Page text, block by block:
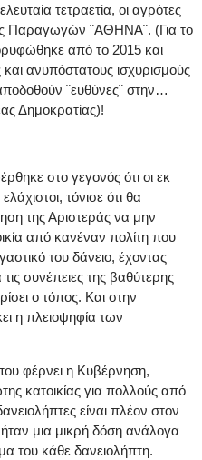
τετραετία, οι αγρότες
Παραγωγών ¨ΑΘΗΝΑ¨. (Για το
από το 2015 και
ανυπόστατους ισχυρισμούς
¨ευθύνες¨ στην…
Δημοκρατίας)!
στο γεγονός ότι οι εκ
τόνισε ότι θα
της Αριστεράς να μην
από κανέναν πολίτη που
του δάνειο, έχοντας
συνέπειες της βαθύτερης
ο τόπος. Και στην
η πλειοψηφία των
φέρνει η Κυβέρνηση,
κατοικίας για πολλούς από
είναι πλέον στον
μια μικρή δόση ανάλογα
του κάθε δανειολήπτη.